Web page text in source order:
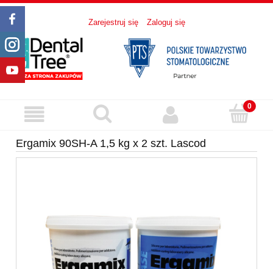
Zarejestruj się Zaloguj się
Ergamix 90SH-A 1,5 kg x 2 szt. Lascod